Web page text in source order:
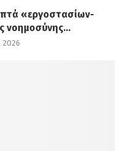
«εργοστασίων-
νοημοσύνης...
2026